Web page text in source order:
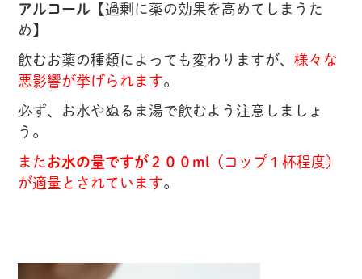
アルコール 【過剰に薬の効果を高めてしまうた
め】
飲むお薬の種類によっても変わりますが、様々な
悪影響が挙げられます。
必ず、お水やぬるま湯で飲むよう注意しましょ
う。
また お水の量ですが２００ml
（コップ１杯程度）
が適量とされています。